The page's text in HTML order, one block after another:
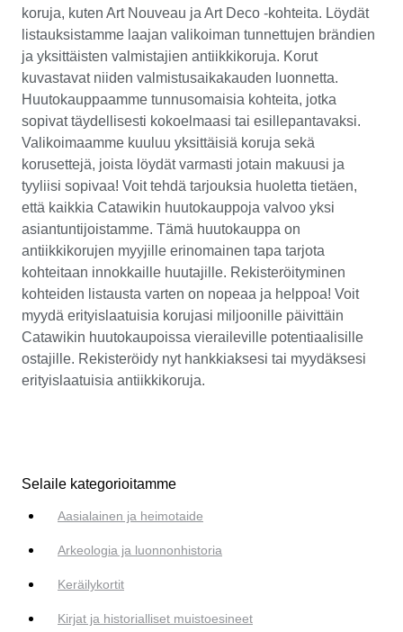
koruja, kuten Art Nouveau ja Art Deco -kohteita. Löydät
listauksistamme laajan valikoiman tunnettujen brändien
ja yksittäisten valmistajien antiikkikoruja. Korut
kuvastavat niiden valmistusaikakauden luonnetta.
Huutokauppaamme tunnusomaisia kohteita, jotka
sopivat täydellisesti kokoelmaasi tai esillepantavaksi.
Valikoimaamme kuuluu yksittäisiä koruja sekä
korusettejä, joista löydät varmasti jotain makuusi ja
tyyliisi sopivaa! Voit tehdä tarjouksia huoletta tietäen,
että kaikkia Catawikin huutokauppoja valvoo yksi
asiantuntijoistamme. Tämä huutokauppa on
antiikkikorujen myyjille erinomainen tapa tarjota
kohteitaan innokkaille huutajille. Rekisteröityminen
kohteiden listausta varten on nopeaa ja helppoa! Voit
myydä erityislaatuisia korujasi miljoonille päivittäin
Catawikin huutokaupoissa vieraileville potentiaalisille
ostajille. Rekisteröidy nyt hankkiaksesi tai myydäksesi
erityislaatuisia antiikkikoruja.
Selaile kategorioitamme
Aasialainen ja heimotaide
Arkeologia ja luonnonhistoria
Keräilykortit
Kirjat ja historialliset muistoesineet